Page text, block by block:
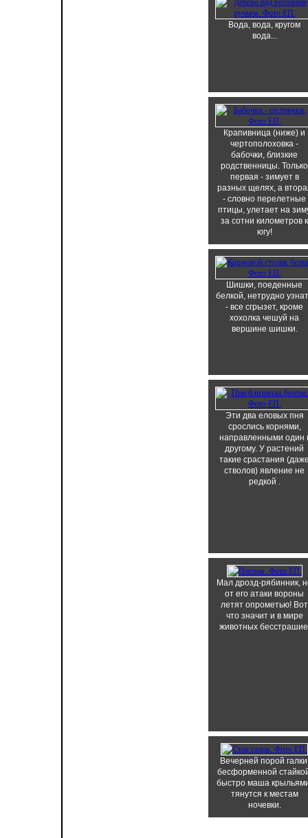
Вода, вода, кругом
вода...
Крапивница (ниже) и
чертополоховка -
бабочки, близкие
родственницы. Только
первая - зимует в
разных щелях, а
- словно перелетные
птицы, улетает на
за сотни километров к
югу!
Шишки, поеденные
белкой, нетрудно
- все сгрызет, кроме
хохолка чешуй на
вершине шишки.
Эти два еловых пня
срослись корнями,
направленными один
другому. У растений
такие срастания
стволов) явление не
редкой .
Мал дрозд-рябинник,
от его атаки вороны
летят опрометью! Вот
что значит и в мире
животных
Вечерней порой
бесформенной
быстро маша
тянутся к местам
ночевки.